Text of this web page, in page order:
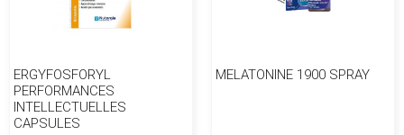
ERGYFOSFORYL
PERFORMANCES
INTELLECTUELLES
CAPSULES
MELATONINE 1900 SPRAY